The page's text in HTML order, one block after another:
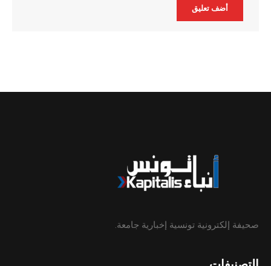
صحيفة إلكترونية تونسية إخبارية جامعة.